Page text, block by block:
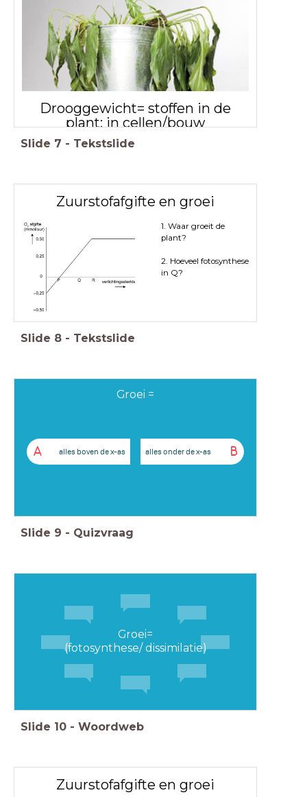
Drooggewicht= stoffen in de
plant: in cellen/bouw
Slide 7 - Tekstslide
Zuurstofafgifte en groei
1. Waar groeit de
plant?
2. Hoeveel fotosynthese
in Q?
Slide 8 - Tekstslide
Groei =
A alles boven de x-as B
alles onder de x-as
Slide 9 - Quizvraag
Groei=
(fotosynthese/ dissimilatie)
Slide 10 - Woordweb
Zuurstofafgifte en groei